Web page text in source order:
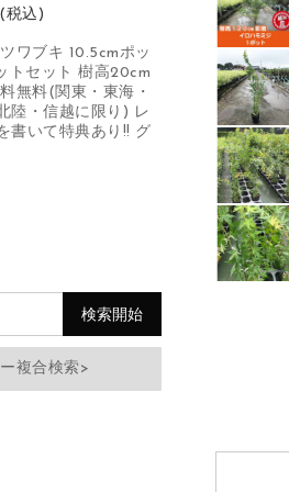
(税込)
ワブキ 10.5cmポッ
トセット 樹高20cm
無料(関東・東海・
陸・信越に限り) レ
書いて特典あり!! グ
複合検索>